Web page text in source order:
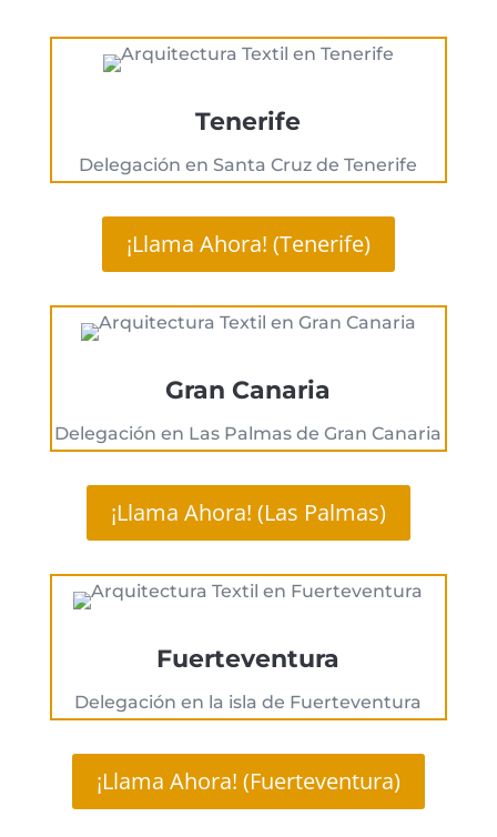
Tenerife
Delegación en Santa Cruz de Tenerife
¡Llama Ahora! (Tenerife)
Gran Canaria
Delegación en Las Palmas de Gran Canaria
¡Llama Ahora! (Las Palmas)
Fuerteventura
Delegación en la isla de Fuerteventura
¡Llama Ahora! (Fuerteventura)